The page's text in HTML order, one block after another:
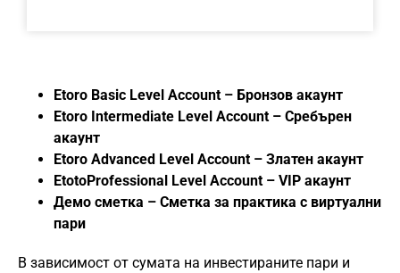
Etoro Basic Level Account – Бронзов акаунт
Etoro Intermediate Level Account – Сребърен
акаунт
Etoro Advanced Level Account – Златен акаунт
EtotoProfessional Level Account – VIP акаунт
Демо сметка – Сметка за практика с виртуални
пари
В зависимост от сумата на инвестираните пари и